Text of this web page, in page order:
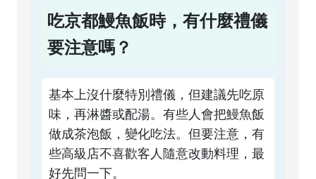
吃京都鰻魚飯時，有什麼禮儀
要注意嗎？
基本上沒什麼特別禮儀，但建議先吃原
味，再淋醬或配湯。有些人會把鰻魚飯
做成茶泡飯，變化吃法。但要注意，有
些高級店不喜歡客人隨意改動料理，最
好先問一下。